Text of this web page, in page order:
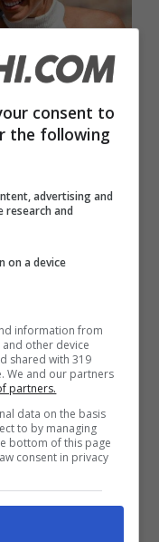
il
attoniti
consent to
the following
advertising and
research and
on a device
information from
other device
shared with 319
We and our partners
partners.
data on the basis
to by managing
bottom of this page
consent in privacy